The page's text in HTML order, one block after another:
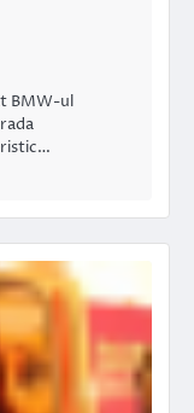
BMW-ul